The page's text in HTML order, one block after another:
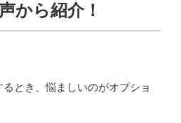
から紹介！
とき、悩ましいのがオプショ